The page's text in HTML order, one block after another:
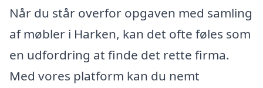
Når du står overfor opgaven med samling
af møbler i Harken, kan det ofte føles som
en udfordring at finde det rette firma.
Med vores platform kan du nemt